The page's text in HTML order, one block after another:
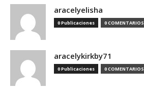
aracelyelisha
0 Publicaciones 0 COMENTARIOS
aracelykirkby71
0 Publicaciones 0 COMENTARIOS